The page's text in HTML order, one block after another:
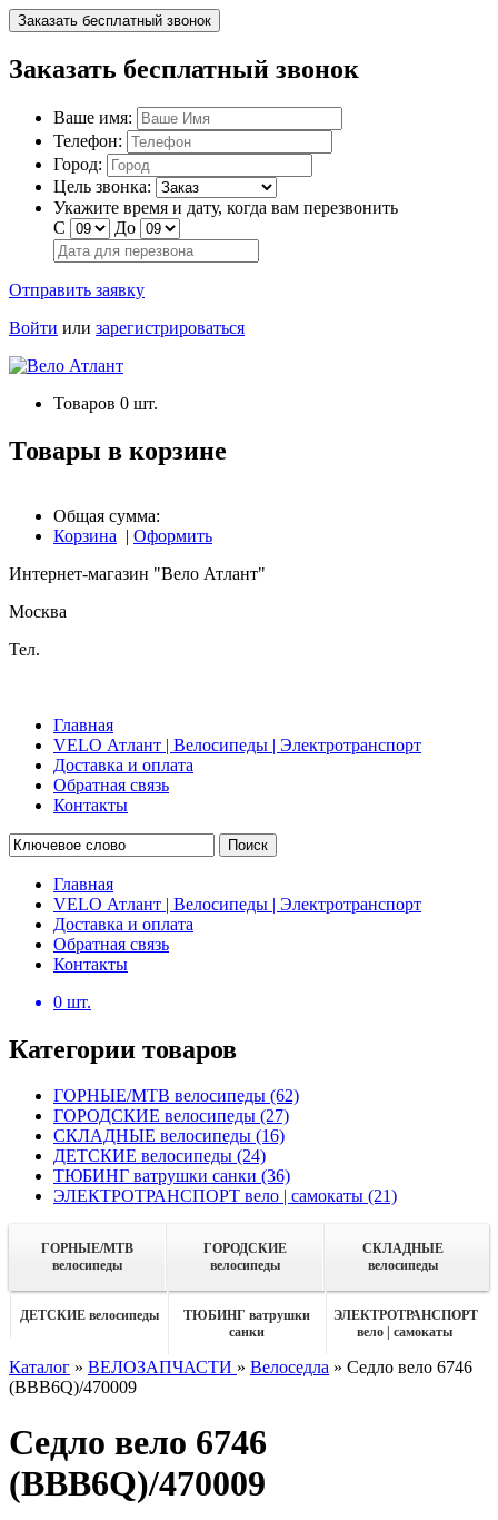
Заказать бесплатный звонок
Заказать бесплатный звонок
Ваше имя:
Телефон:
Город:
Цель звонка:
Укажите время и дату, когда вам перезвонить
С
До
Отправить заявку
Войти или зарегистрироваться
Товаров 0 шт.
Товары в корзине
Общая сумма:
Корзина | Оформить
Интернет-магазин "Вело Атлант"
Москва
Тел.
Главная
VELO Атлант | Велосипеды | Электротранспорт
Доставка и оплата
Обратная связь
Контакты
Поиск
Главная
VELO Атлант | Велосипеды | Электротранспорт
Доставка и оплата
Обратная связь
Контакты
0 шт.
Категории товаров
ГОРНЫЕ/MTB велосипеды (62)
ГОРОДСКИЕ велосипеды (27)
СКЛАДНЫЕ велосипеды (16)
ДЕТСКИЕ велосипеды (24)
ТЮБИНГ ватрушки санки (36)
ЭЛЕКТРОТРАНСПОРТ вело | самокаты (21)
ГОРНЫЕ/MTB
велосипеды
ГОРОДСКИЕ
велосипеды
СКЛАДНЫЕ
велосипеды
ДЕТСКИЕ велосипеды
ТЮБИНГ ватрушки
санки
ЭЛЕКТРОТРАНСПОРТ
вело | самокаты
Каталог » ВЕЛОЗАПЧАСТИ » Велоседла » Седло вело 6746
(BBB6Q)/470009
Седло вело 6746
(BBB6Q)/470009